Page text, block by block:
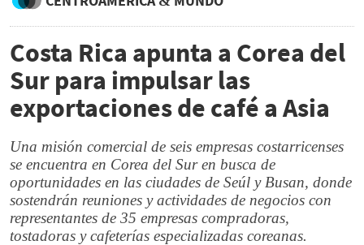
Costa Rica apunta a Corea del
Sur para impulsar las
exportaciones de café a Asia
Una misión comercial de seis empresas costarricenses
se encuentra en Corea del Sur en busca de
oportunidades en las ciudades de Seúl y Busan, donde
sostendrán reuniones y actividades de negocios con
representantes de 35 empresas compradoras,
tostadoras y cafeterías especializadas coreanas.